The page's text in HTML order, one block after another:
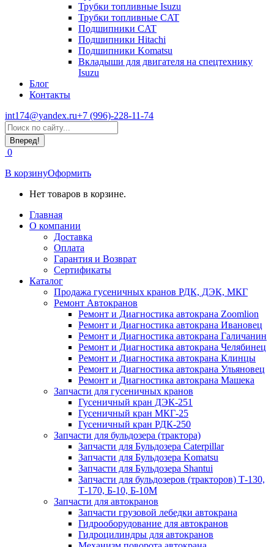
Трубки топливные Isuzu
Трубки топливные CAT
Подшипники CAT
Подшипники Hitachi
Подшипники Komatsu
Вкладыши для двигателя на спецтехнику
Isuzu
Блог
Контакты
int174@yandex.ru+7 (996)-228-11-74
Страница
WhatsApp
открывается
в
новом
окне
Поиск:
0
В корзинуОформить
Нет товаров в корзине.
Главная
О компании
Доставка
Оплата
Гарантия и Возврат
Сертификаты
Каталог
Продажа гусеничных кранов РДК, ДЭК, МКГ
Ремонт Автокранов
Ремонт и Диагностика автокрана Zoomlion
Ремонт и Диагностика автокрана Ивановец
Ремонт и Диагностика автокрана Галичанин
Ремонт и Диагностика автокрана Челябинец
Ремонт и Диагностика автокрана Клинцы
Ремонт и Диагностика автокрана Ульяновец
Ремонт и Диагностика автокрана Машека
Запчасти для гусеничных кранов
Гусеничный кран ДЭК-251
Гусеничный кран МКГ-25
Гусеничный кран РДК-250
Запчасти для бульдозера (трактора)
Запчасти для Бульдозера Caterpillar
Запчасти для Бульдозера Komatsu
Запчасти для Бульдозера Shantui
Запчасти для бульдозеров (тракторов) Т-130,
Т-170, Б-10, Б-10М
Запчасти для автокранов
Запчасти грузовой лебедки автокрана
Гидрооборудование для автокранов
Гидроцилиндры для автокранов